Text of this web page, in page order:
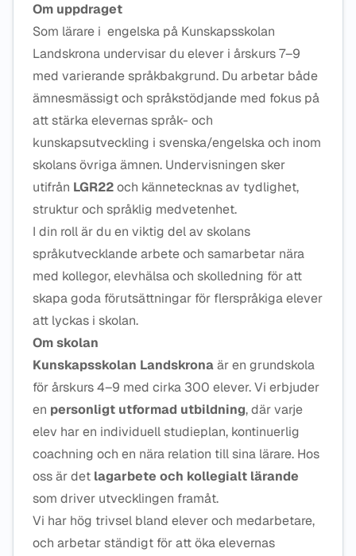
Om uppdraget
Som lärare i engelska på Kunskapsskolan
Landskrona undervisar du elever i årskurs 7–9
med varierande språkbakgrund. Du arbetar både
ämnesmässigt och språkstödjande med fokus på
att stärka elevernas språk- och
kunskapsutveckling i svenska/engelska och inom
skolans övriga ämnen. Undervisningen sker
utifrån LGR22och kännetecknas av tydlighet,
struktur och språklig medvetenhet.
I din roll är du en viktig del av skolans
språkutvecklande arbete och samarbetar nära
med kollegor, elevhälsa och skolledning för att
skapa goda förutsättningar för flerspråkiga elever
att lyckas i skolan.
Om skolan
Kunskapsskolan Landskronaär en grundskola
för årskurs 4–9 med cirka 300 elever. Vi erbjuder
en personligt utformad utbildning, där varje
elev har en individuell studieplan, kontinuerlig
coachning och en nära relation till sina lärare. Hos
oss är det lagarbete och kollegialt lärande
som driver utvecklingen framåt.
Vi har hög trivsel bland elever och medarbetare,
och arbetar ständigt för att öka elevernas